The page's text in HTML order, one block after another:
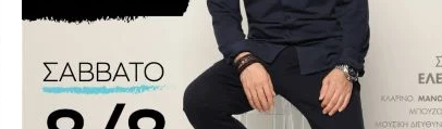
ο 77χρονος έπεσε από ύψος τριών
τραυματιστεί θανάσιμα. Η σύζυγός
το ΕΚΑΒ στις 20.45, κινητή μονάδα